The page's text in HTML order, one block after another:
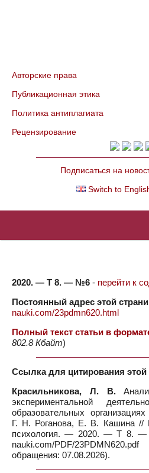
Авторские права
Публикационная этика
Политика антиплагиата
Рецензирование
Подписаться на
Switch to
2020. — Т 8. — №6 - перейти к
Постоянный адрес этой
nauki.com/23pdmn620.html
Полный текст статьи в
802.8 Кбайт)
Ссылка для цитирования этой
Красильникова, Л. В.
экспериментальной
образовательных
Г. Н. Роганова, Е. В. Кашина //
психология. — 2020. — Т 8.
nauki.com/PDF/
обращения: 07.08.2026).